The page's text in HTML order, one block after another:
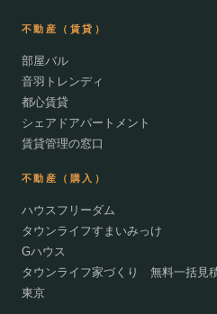
不動産（賃貸）
部屋バル
音羽トレンディ
都心賃貸
シェアドアパートメント
賃貸管理の窓口
不動産（購入）
ハウスフリーダム
タウンライフすまいみっけ
Gハウス
タウンライフ家づくり 無料一括見
東京